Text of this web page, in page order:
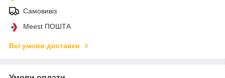
Самовивіз
Meest ПОШТА
Всі умови доставки